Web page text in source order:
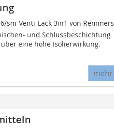
sm-Venti-Lack 3in1 von Remmers
und Schlussbeschichtung
eine hohe Isolierwirkung.
mehr